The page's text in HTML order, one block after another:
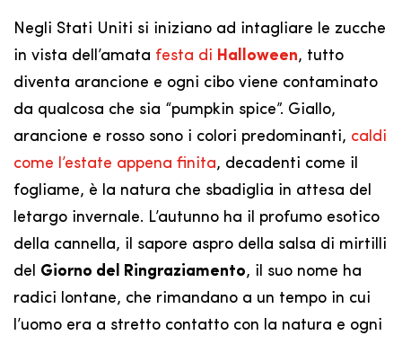
Negli Stati Uniti si iniziano ad intagliare le zucche
in vista dell’amata festa di Halloween, tutto
diventa arancione e ogni cibo viene contaminato
da qualcosa che sia “pumpkin spice”. Giallo,
arancione e rosso sono i colori predominanti, caldi
come l’estate appena finita, decadenti come il
fogliame, è la natura che sbadiglia in attesa del
letargo invernale. L’autunno ha il profumo esotico
della cannella, il sapore aspro della salsa di mirtilli
del Giorno del Ringraziamento, il suo nome ha
radici lontane, che rimandano a un tempo in cui
l’uomo era a stretto contatto con la natura e ogni